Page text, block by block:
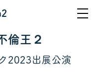
倫王２
2023出展公演